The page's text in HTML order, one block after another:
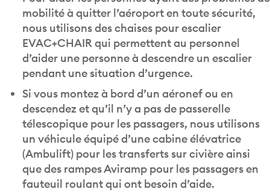
mobilité à quitter l’aéroport en toute sécurité,
nous utilisons des chaises pour escalier
EVAC+CHAIR qui permettent au personnel
d’aider une personne à descendre un escalier
pendant une situation d’urgence.
Si vous montez à bord d’un aéronef ou en
descendez et qu’il n’y a pas de passerelle
télescopique pour les passagers, nous utilisons
un véhicule équipé d’une cabine élévatrice
(Ambulift) pour les transferts sur civière ainsi
que des rampes Aviramp pour les passagers en
fauteuil roulant qui ont besoin d’aide.